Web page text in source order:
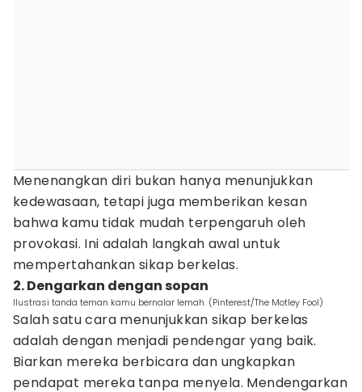
Menenangkan diri bukan hanya menunjukkan
kedewasaan, tetapi juga memberikan kesan
bahwa kamu tidak mudah terpengaruh oleh
provokasi. Ini adalah langkah awal untuk
mempertahankan sikap berkelas.
2. Dengarkan dengan sopan
Ilustrasi tanda teman kamu bernalar lemah. (Pinterest/The Motley Fool)
Salah satu cara menunjukkan sikap berkelas
adalah dengan menjadi pendengar yang baik.
Biarkan mereka berbicara dan ungkapkan
pendapat mereka tanpa menyela. Mendengarkan